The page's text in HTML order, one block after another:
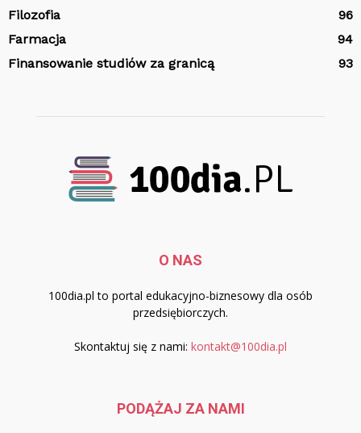
Filozofia
96
Farmacja
94
Finansowanie studiów za granicą
93
O NAS
100dia.pl to portal edukacyjno-biznesowy dla osób
przedsiębiorczych.
Skontaktuj się z nami: kontakt@100dia.pl
PODĄŻAJ ZA NAMI